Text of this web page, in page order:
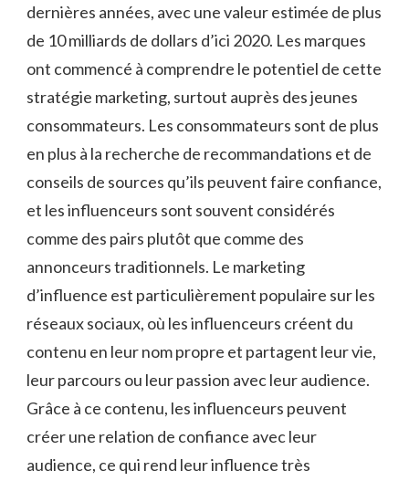
dernières années, avec une valeur estimée de plus
de 10 milliards de dollars d’ici 2020. Les marques
ont commencé à comprendre le potentiel de cette
stratégie marketing, surtout auprès des jeunes
consommateurs. Les consommateurs sont de plus
en plus à la recherche de recommandations et de
conseils de sources qu’ils peuvent faire confiance,
et les influenceurs sont souvent considérés
comme des pairs plutôt que comme des
annonceurs traditionnels. Le marketing
d’influence est particulièrement populaire sur les
réseaux sociaux, où les influenceurs créent du
contenu en leur nom propre et partagent leur vie,
leur parcours ou leur passion avec leur audience.
Grâce à ce contenu, les influenceurs peuvent
créer une relation de confiance avec leur
audience, ce qui rend leur influence très